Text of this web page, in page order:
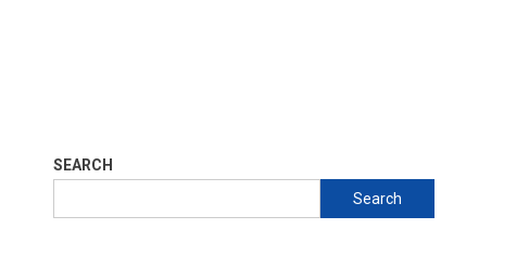
SEARCH
Search